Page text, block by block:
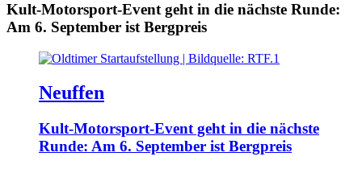
Kult-Motorsport-Event geht in die nächste Runde:
Am 6. September ist Bergpreis
Neuffen
Kult-Motorsport-Event geht in die nächste
Runde: Am 6. September ist Bergpreis